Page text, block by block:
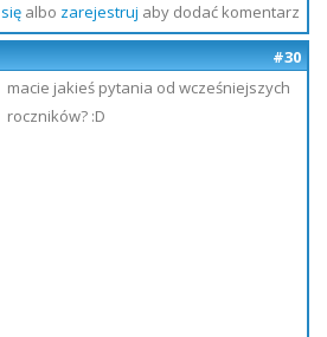
albo zarejestruj aby dodać komentarz
#30
macie jakieś pytania od wcześniejszych
roczników? :D